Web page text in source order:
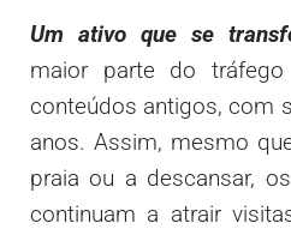
Um ativo que se
maior parte do
conteúdos antigos, com
anos. Assim, mesmo
praia ou a descansar,
continuam a atrair